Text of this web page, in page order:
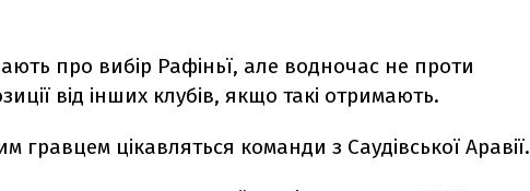
про вибір Рафіньї, але водночас не проти
від інших клубів, якщо такі отримають.
гравцем цікавляться команди з Саудівської Аравії.